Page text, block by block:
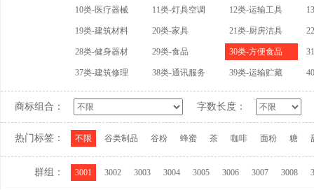
10类-医疗器械 11类-灯具空调 12类-运输工具
19类-建筑材料 20类-家具 21类-厨房洁具
28类-健身器材 29类-食品 30类-方便食品
37类-建筑修理 38类-通讯服务 39类-运输贮藏
商标组合： 字数长度：
热门标签： 不限 谷类制品 谷粉 蜂蜜 茶 咖啡 面粉 糖
群组： 3001 3002 3003 3004 3005 3006 3007 3008